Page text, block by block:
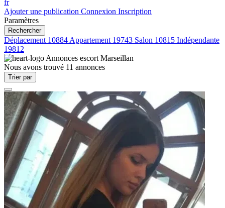
fr
Ajouter une publication Connexion Inscription
Paramètres
Rechercher
Déplacement 10884 Appartement 19743 Salon 10815 Indépendante
19812
Annonces escort Marseillan
Nous avons trouvé 11 annonces
Trier par